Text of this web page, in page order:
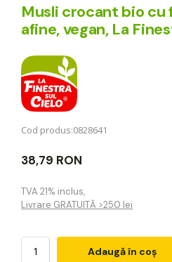
Musli crocant bio cu
afine, vegan, La
Cod produs:0828641
38,79 RON
TVA 21% inclus,
Livrare GRATUITĂ >250 lei
Adaugă în coș